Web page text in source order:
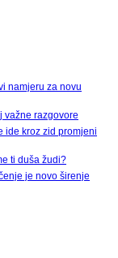
namjeru za novu
važne razgovore
ide kroz zid promjeni
ti duša žudi?
je novo širenje